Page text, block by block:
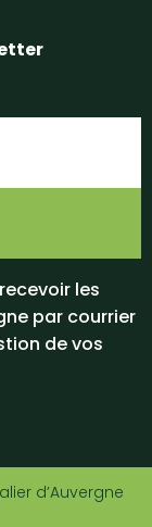
les
par courrier
de vos
d’Auvergne